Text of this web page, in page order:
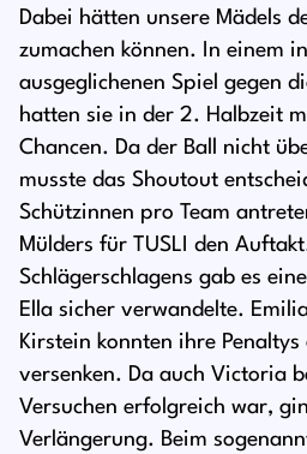
Dabei hätten unsere Mädels
zumachen können. In einem
ausgeglichenen Spiel gegen
hatten sie in der 2. Halbzeit
Chancen. Da der Ball nicht
musste das Shoutout
Schützinnen pro Team
Mülders für TUSLI den
Schlägerschlagens gab es
Ella sicher verwandelte.
Kirstein konnten ihre
versenken. Da auch Victoria
Versuchen erfolgreich war,
Verlängerung. Beim